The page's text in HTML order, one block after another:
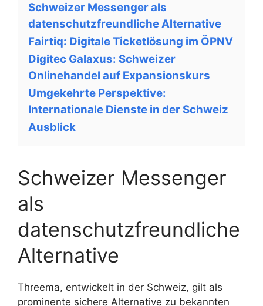
Schweizer Messenger als
datenschutzfreundliche Alternative
Fairtiq: Digitale Ticketlösung im ÖPNV
Digitec Galaxus: Schweizer
Onlinehandel auf Expansionskurs
Umgekehrte Perspektive:
Internationale Dienste in der Schweiz
Ausblick
Schweizer Messenger
als
datenschutzfreundliche
Alternative
Threema, entwickelt in der Schweiz, gilt als
prominente sichere Alternative zu bekannten